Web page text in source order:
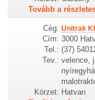
Tovább a
Cég: Unitrak
Cím: 3000
Tel.: (37)
Tev.: velence,
Körzet: Hatvan